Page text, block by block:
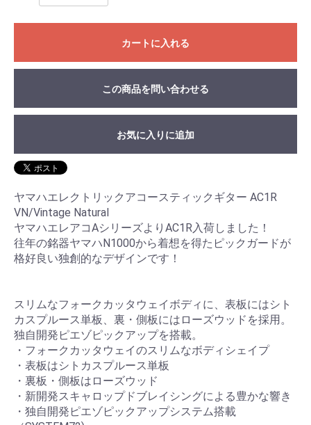
カートに入れる
この商品を問い合わせる
お気に入りに追加
ヤマハエレクトリックアコースティックギター AC1R
VN/Vintage Natural
ヤマハエレアコAシリーズよりAC1R入荷しました！
往年の銘器ヤマハN1000から着想を得たピックガードが
格好良い独創的なデザインです！
スリムなフォークカッタウェイボディに、表板にはシト
カスプルース単板、裏・側板にはローズウッドを採用。
独自開発ピエゾピックアップを搭載。
・フォークカッタウェイのスリムなボディシェイプ
・表板はシトカスプルース単板
・裏板・側板はローズウッド
・新開発スキャロップドブレイシングによる豊かな響き
・独自開発ピエゾピックアップシステム搭載